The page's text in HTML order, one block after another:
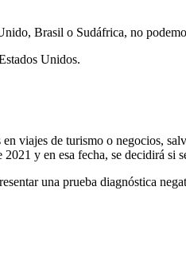
Brasil o Sudáfrica, no
Unidos.
viajes de turismo o negocios,
y en esa fecha, se decidirá
una prueba diagnóstica